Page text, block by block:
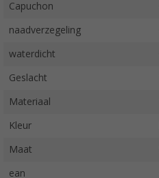
Capuchon
naadverzegeling
waterdicht
Geslacht
Materiaal
Kleur
Maat
ean